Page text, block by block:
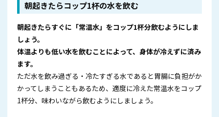
朝起きたらコップ1杯の水を飲む
朝起きたらすぐに「常温水」をコップ1杯分飲むようにしま
しょう。
体温よりも低い水を飲むことによって、身体が冷えずに済み
ます。
ただ水を飲み過ぎる・冷たすぎる水であると胃腸に負担がか
かってしまうこともあるため、適度に冷えた常温水をコップ
1杯分、味わいながら飲むようにしましょう。